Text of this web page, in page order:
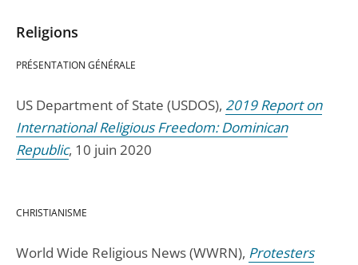
Religions
PRÉSENTATION GÉNÉRALE
US Department of State (USDOS), 2019 Report on
International Religious Freedom: Dominican
Republic, 10 juin 2020
CHRISTIANISME
World Wide Religious News (WWRN), Protesters